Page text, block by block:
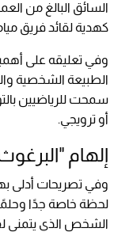
كهدية لقائد فريق
وفي تعليقه على
الطبيعة الشخصية
سمحت للرياضيين
أو ترويجي.
إلهام
وفي تصريحات أدلى
لحظة خاصة جدًا وحلمًا
الشخص الذي يتمنى